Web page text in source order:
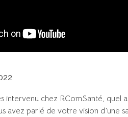
intervenu chez RComSanté,
avez parlé de votre vision d’une